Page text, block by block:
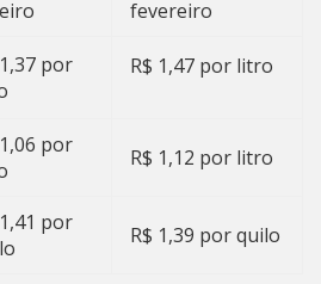
fevereiro
por
R$ 1,47 por litro
por
R$ 1,12 por litro
por
R$ 1,39 por quilo